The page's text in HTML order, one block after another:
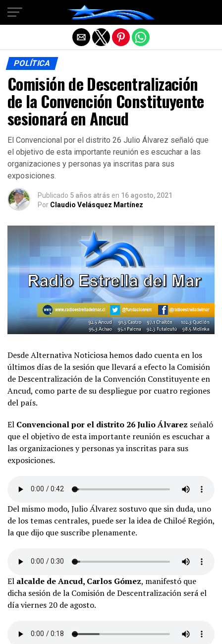
POLÍTICA
Comisión de Descentralización
de la Convención Constituyente
sesionará en Ancud
El Convencional por el distrito 26 Julio Álvarez señaló que
el objetivo de esta importante reunión es escuchar a las
organizaciones y personas ya inscritas para sus
exposiciones.
Publicado 5 años atrás en 16 agosto, 2021
Por Claudio Velásquez Martínez
Desde Alternativa Noticiosa hemos dado cuenta en los
últimos días de la sesión que llevará a efecto la Comisión
de Descentralización de la Convención Constituyente en
Ancud, como parte de su despliegue por cuatro regiones
del país.
El Convencional por el distrito 26 Julio Álvarez señaló
que el objetivo de esta importante reunión es escuchar a
las organizaciones y personas ya inscritas para sus
exposiciones.
Del mismo modo, Julio Álvarez sostuvo que sin duda, uno
de los temas centrales, puede ser la idea de Chiloé Región,
la que dijo que suscribe plenamente.
El alcalde de Ancud, Carlos Gómez, manifestó que
dicha sesión de la Comisión de Descentralización será el
día viernes 20 de agosto.
Salir de la versión móvil